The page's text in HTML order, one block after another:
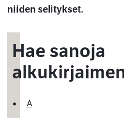
niiden selitykset.
Hae sanoja
A